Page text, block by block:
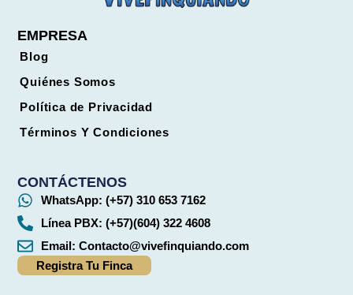
EMPRESA
Blog
Quiénes Somos
Política de Privacidad
Términos Y Condiciones
CONTÁCTENOS
WhatsApp: (+57) 310 653 7162
Línea PBX: (+57)(604) 322 4608
Email:Contacto@vivefinquiando.com
Registra Tu Finca